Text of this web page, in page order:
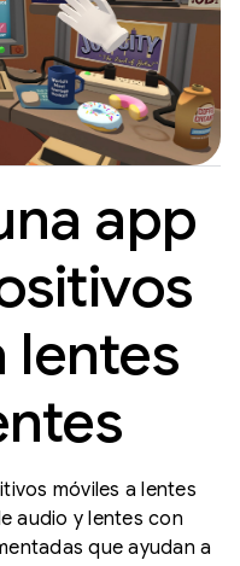
app
lentes
móviles a lentes
audio y lentes con
que ayudan a